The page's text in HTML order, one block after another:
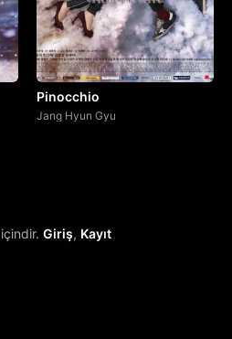
Pinocchio
Jang Hyun Gyu
Giriş, Kayıt